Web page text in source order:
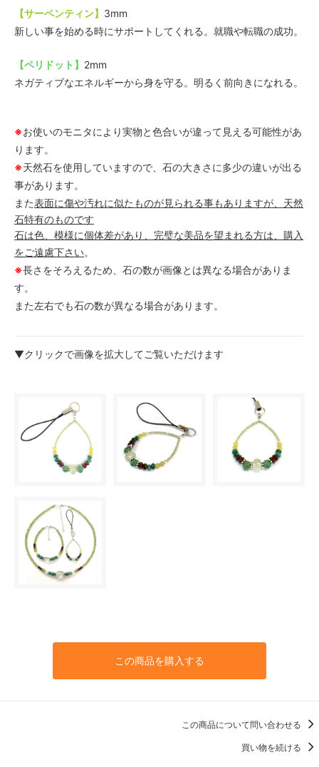
【サーペンティン】 3mm
新しい事を始める時にサポートしてくれる。就職や転職の成功。
【ペリドット】 2mm
ネガティブなエネルギーから身を守る。明るく前向きになれる。
※お使いのモニタにより実物と色合いが違って見える可能性があ
ります。
※天然石を使用していますので、石の大きさに多少の違いが出る
事があります。
また表面に傷や汚れに似たものが見られる事もありますが、天然
石特有のものです
石は色、模様に個体差があり、完璧な美品を望まれる方は、購入
をご遠慮下さい。
※長さをそろえるため、石の数が画像とは異なる場合がありま
す。
また左右でも石の数が異なる場合があります。
▼クリックで画像を拡大してご覧いただけます
この商品を購入する
この商品について問い合わせる
買い物を続ける